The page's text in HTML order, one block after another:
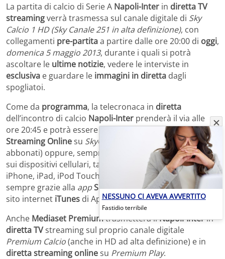
La partita di calcio di Serie A Napoli-Inter in diretta TV
streamingverrà trasmessa sul canale digitale di Sky
Calcio 1 HD (Sky Canale 251 in alta definizione), con
collegamenti pre-partitaa partire dalle ore 20:00 di oggi,
domenica 5 maggio 2013, durante i quali si potrà
ascoltare le ultime notizie, vedere le interviste in
esclusiva e guardare le immagini in diretta dagli
spogliatoi.
Come da programma, la telecronaca in diretta
dell’incontro di calcio Napoli-Inter prenderà il via alle
ore 20:45 e potrà essere seguita anche inDiretta TV
Streaming Onlinesu SkyGo gratisper gli
abbonati) oppure, sempre
in diretta streaming e gratis,
sui dispositivi cellulari, tablet e smartphone come
iPhone, iPad, iPod Touch, HTC e Samsung Galaxy,
sempre grazie alla appSkyGoperiOS, scaricabile sul
sito internet iTunes di Apple.
Anche Mediaset Premiumtrasmetterà ilNapoli-Interin
diretta TVstreaming sul proprio canale digitale
Premium Calcio(anche in HD ad alta definizione) e in
diretta streaming onlinesu Premium Play.
NESSUNO CI AVEVA AVVERTITO
Fastidio terribile